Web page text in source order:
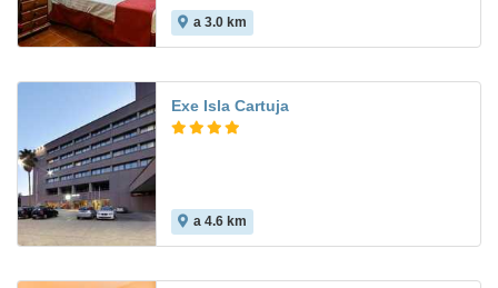
a 3.0 km
Exe Isla Cartuja
a 4.6 km